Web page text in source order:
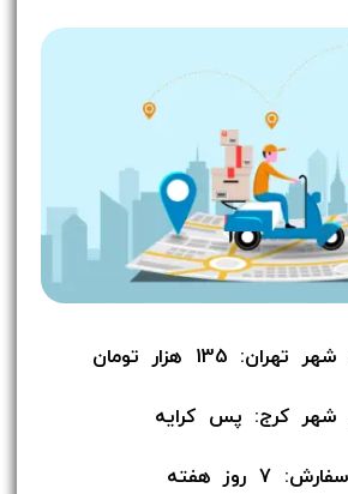
135 هزار تومان
شهر کرج: پس کرایه
روز هفته